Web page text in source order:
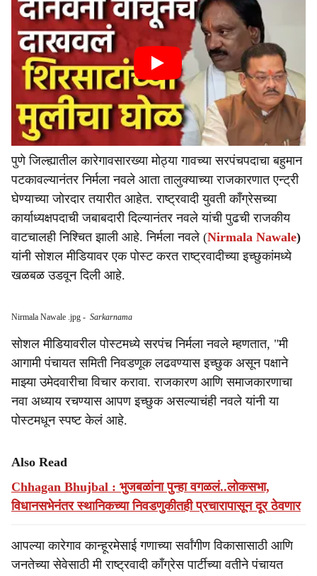
पुणे जिल्ह्यातील कारेगावसारख्या मोठ्या गावच्या सरपंचपदाचा बहुमान
पटकावल्यानंतर निर्मला नवले आता तालुक्याच्या राजकारणात एन्ट्री
घेण्याच्या जोरदार तयारीत आहेत. राष्ट्रवादी युवती काँग्रेसच्या
कार्याध्यक्षपदाची जबाबदारी दिल्यानंतर नवले यांची पुढची राजकीय
वाटचालही निश्चित झाली आहे. निर्मला नवले (Nirmala Nawale)
यांनी सोशल मीडियावर एक पोस्ट करत राष्ट्रवादीच्या इच्छुकांमध्ये
खळबळ उडवून दिली आहे.
Nirmala Nawale .jpg - Sarkarnama
सोशल मीडियावरील पोस्टमध्ये सरपंच निर्मला नवले म्हणतात, "मी
आगामी पंचायत समिती निवडणूक लढवण्यास इच्छुक असून पक्षाने
माझ्या उमेदवारीचा विचार करावा. राजकारण आणि समाजकारणाचा
नवा अध्याय रचण्यास आपण इच्छुक असल्याचंही नवले यांनी या
पोस्टमधून स्पष्ट केलं आहे.
Also Read
Chhagan Bhujbal : भुजबळांना पुन्हा वगळलं..लोकसभा,
विधानसभेनंतर स्थानिकच्या निवडणुकीतही प्रचारापासून दूर ठेवणार
आपल्या कारेगाव कान्हूरमेसाई गणाच्या सर्वांगीण विकासासाठी आणि
जनतेच्या सेवेसाठी मी राष्ट्रवादी काँग्रेस पार्टीच्या वतीने पंचायत